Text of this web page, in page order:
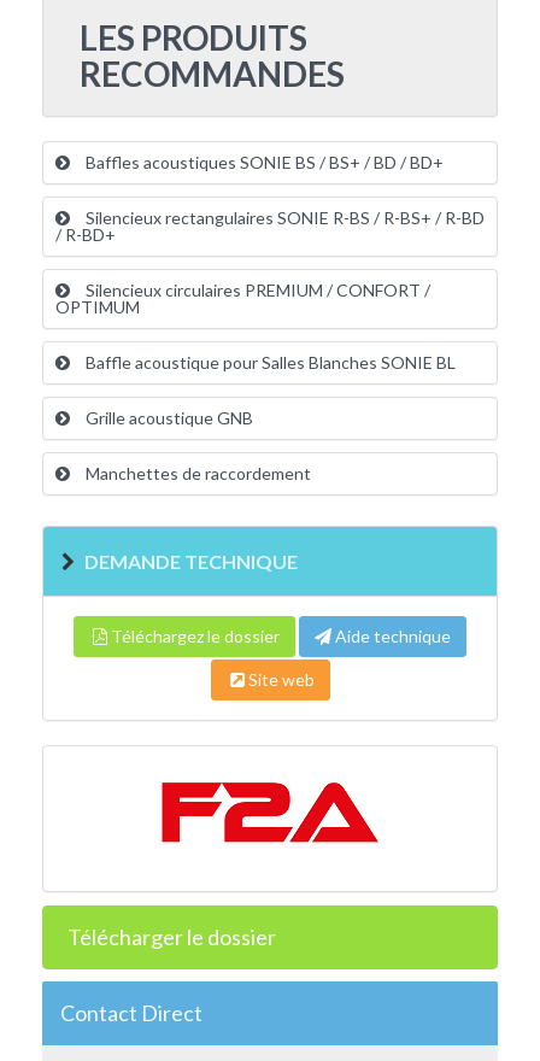
LES PRODUITS
RECOMMANDES
Baffles acoustiques SONIE BS / BS+ / BD / BD+
Silencieux rectangulaires SONIE R-BS / R-BS+ / R-BD
/ R-BD+
Silencieux circulaires PREMIUM / CONFORT /
OPTIMUM
Baffle acoustique pour Salles Blanches SONIE BL
Grille acoustique GNB
Manchettes de raccordement
DEMANDE TECHNIQUE
Téléchargez le dossier Aide technique
Site web
Télécharger le dossier
Contact Direct